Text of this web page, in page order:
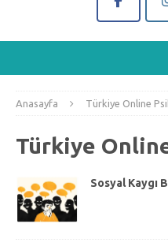
Anasayfa Türkiye Online
Türkiye
Sosyal Kaygı